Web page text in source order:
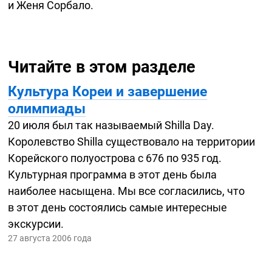
и Женя Сорбало.
Читайте в этом разделе
Культура Кореи и завершение
олимпиады
20 июля был так называемый Shilla Day.
Королевство Shilla существовало на территории
Корейского полуострова с 676 по 935 год.
Культурная программа в этот день была
наиболее насыщена. Мы все согласились, что
в этот день состоялись самые интересные
экскурсии.
27 августа 2006 года